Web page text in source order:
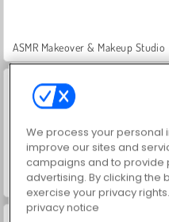
ASMR Makeover & Makeup Studio
Farm Merge Valley
We process your
improve our sites and
campaigns and to
advertising. By clicking the
exercise your privacy
privacy notice